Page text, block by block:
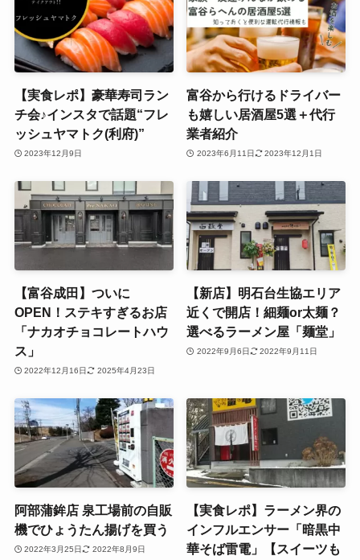
【実食レポ】豪華寿司ラン
チ会♪インスタで話題“フレ
ッシュヤマトク(利府)”
2023年12月9日
富谷から行けるドライバー
も嬉しい居酒屋5選＋代行
業者紹介
2023年6月11日 2023年12月1日
【富谷成田】ついに
OPEN！ステキすぎるお店
「ナカオチョコレートハウ
ス」
2022年12月16日 2025年4月23日
【新店】明石台生協エリア
近くで開店！細麺or太麺？
選べるラーメン屋「麺堂」
2022年9月6日 2022年9月11日
阿部蒲鉾店 泉工場前の自販
機でひょうたん揚げを買う
2022年3月25日 2022年8月9日
【実食レポ】ラーメン界の
インフルエンサー「暗黒中
華そば雷電」【スイーツも